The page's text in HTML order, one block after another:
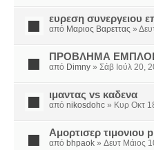
ευρεση συνεργειου
από Μαριος Βαρεττας »
ΠΡΟΒΛΗΜΑ
από Dimny » Σάβ Ιούλ 20,
ιμαντας vs καδενα
από nikosdohc » Κυρ Οκτ
Αμορτισερ τιμονιου
από bhpaok » Δευτ Μάιος